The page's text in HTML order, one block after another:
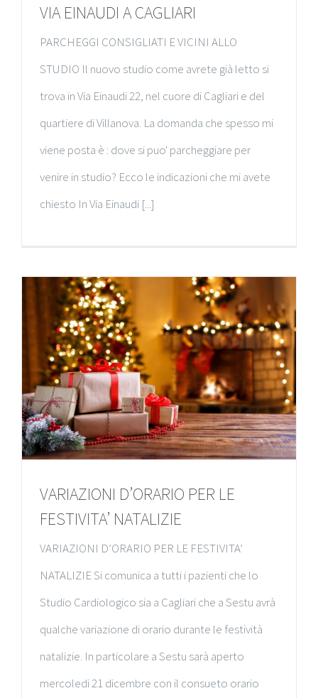
VIA EINAUDI A CAGLIARI
PARCHEGGI CONSIGLIATI E VICINI ALLO
STUDIO Il nuovo studio come avrete già letto si
trova in Via Einaudi 22, nel cuore di Cagliari e del
quartiere di Villanova. La domanda che spesso mi
viene posta è : dove si puo' parcheggiare per
venire in studio? Ecco le indicazioni che mi avete
chiesto In Via Einaudi [...]
VARIAZIONI D’ORARIO PER LE
FESTIVITA’ NATALIZIE
VARIAZIONI D’ORARIO PER LE FESTIVITA’
NATALIZIE Si comunica a tutti i pazienti che lo
Studio Cardiologico sia a Cagliari che a Sestu avrà
qualche variazione di orario durante le festività
natalizie. In particolare a Sestu sarà aperto
mercoledi 21 dicembre con il consueto orario